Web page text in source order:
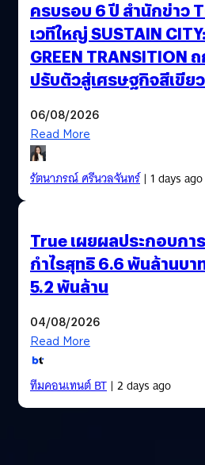
ครบรอบ 6 ปี สำนักข่าว
เวทีใหญ่ SUSTAIN
GREEN TRANSITION
ปรับตัวสู่เศรษฐกิจสีเขีย
06/08/2026
Read More
รัตนาภรณ์ ศรีนวลจันทร์| 1 days ago
True เผยผลประกอบกา
กำไรสุทธิ 6.6 พันล้านบา
5.2 พันล้าน
04/08/2026
Read More
ทีมคอนเทนต์ BT| 2 days ago